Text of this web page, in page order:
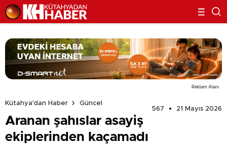
Reklam Alanı
Kütahya'dan Haber
Güncel
567
21 Mayıs 2026
Aranan şahıslar asayiş
ekiplerinden kaçamadı